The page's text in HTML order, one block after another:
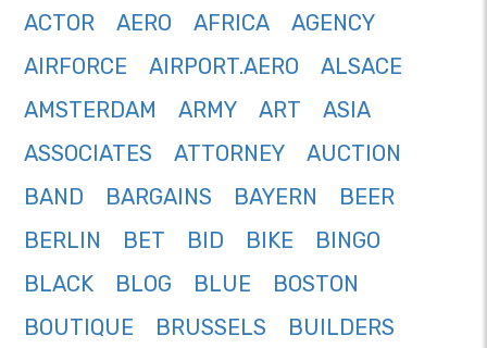
ACTOR
AERO AFRICA
AGENCY
AIRFORCE
AIRPORT.AERO
ALSACE
AMSTERDAM
ARMY ART
ASIA
ASSOCIATES
ATTORNEY
AUCTION
BAND
BARGAINS BAYERN
BEER
BERLIN
BET BID BIKE
BINGO
BLACK
BLOG BLUE
BOSTON
BOUTIQUE
BRUSSELS
BUILDERS